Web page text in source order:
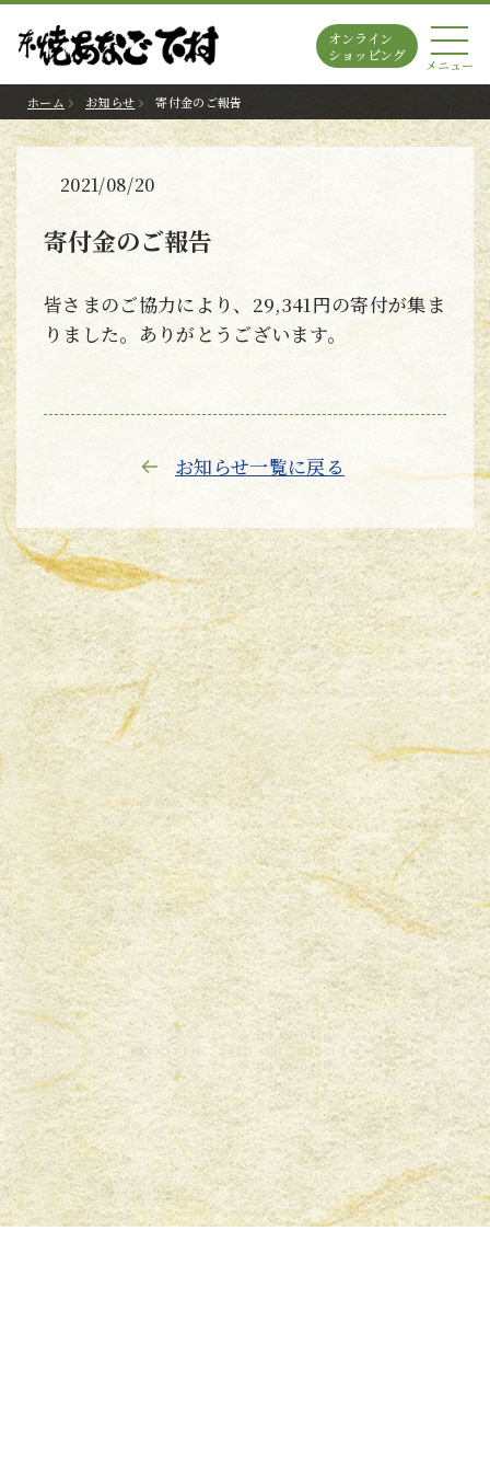
メニュー
オンライン
ショッピング
ホーム お知らせ 寄付金のご報告
2021/08/20
寄付金のご報告
皆さまのご協力により、29,341円の寄付が集ま
りました。ありがとうございます。
お知らせ一覧に戻る